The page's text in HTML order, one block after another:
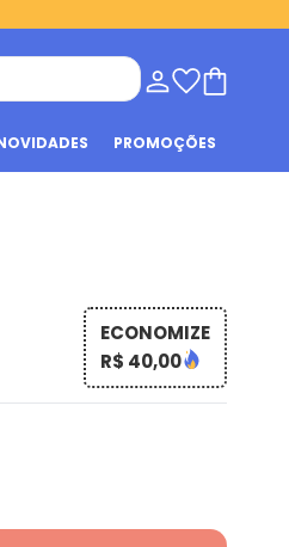
PROMOÇÕES
ECONOMIZE
R$ 40,00